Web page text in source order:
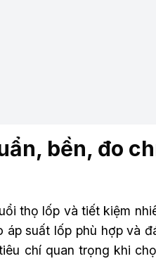
bền, đo
thọ lốp và tiết kiệm
suất lốp phù hợp và
chí quan trọng khi